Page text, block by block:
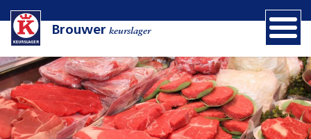
Brouwer keurslager